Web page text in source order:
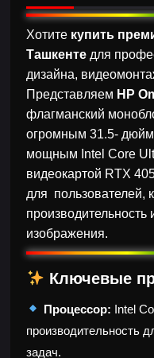
Хотите купить
Ташкенте для
дизайна,
Представляем HP
флагманский
огромным 31.5-
мощным Intel Core
видеокартой RTX
для пользователей,
производительность
изображения.
Ключевые
Процессор: Intel
производительность
задач.